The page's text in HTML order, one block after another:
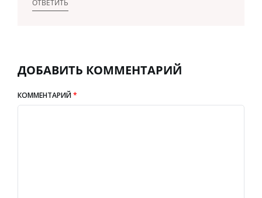
ОТВЕТИТЬ
ДОБАВИТЬ КОММЕНТАРИЙ
КОММЕНТАРИЙ*